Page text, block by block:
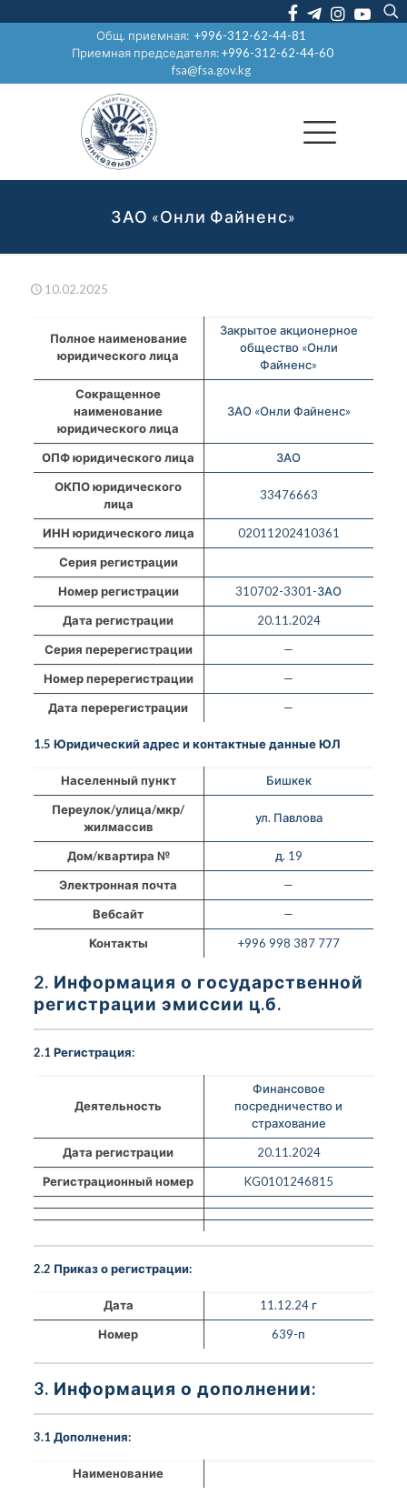
Общ. приемная:+996-312-62-44-81
Приемная председателя:+996-312-62-44-60
fsa@fsa.gov.kg
ЗАО «Онли Файненс»
10.02.2025
Полное наименование
юридического лица
Закрытое акционерное
общество «Онли
Файненс»
Сокращенное
наименование
юридического лица
ЗАО «Онли Файненс»
ОПФ юридического лица
ЗАО
ОКПО юридического
лица
33476663
ИНН юридического лица
02011202410361
Серия регистрации
Номер регистрации
310702-3301-ЗАО
Дата регистрации
20.11.2024
Серия перерегистрации
—
Номер перерегистрации
—
Дата перерегистрации
—
1.5 Юридический адрес и контактные данные ЮЛ
Населенный пункт
Бишкек
Переулок/улица/мкр/
жилмассив
ул. Павлова
Дом/квартира №
д. 19
Электронная почта
—
Вебсайт
—
Контакты
+996 998 387 777
2. Информация о государственной
регистрации эмиссии ц.б.
2.1 Регистрация:
Деятельность
Финансовое
посредничество и
страхование
Дата регистрации
20.11.2024
Регистрационный номер
KG0101246815
2.2 Приказ о регистрации:
Дата
11.12.24 г
Номер
639-п
3. Информация о дополнении:
3.1 Дополнения:
Наименование